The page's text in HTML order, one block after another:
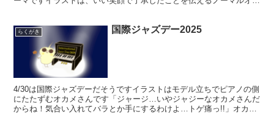
らくがき 国際ジャズデー2025
4/30は国際ジャズデーだそうですイラストはモデル立ちでピアノの側
にたたずむオカメさんです「ジャージ…いやジャジーなオカメさんだ
からね！気合い入れてバラとか手にするわけよ…トゲ痛っ!!」オカメ